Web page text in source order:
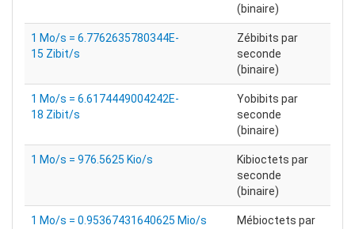
(binaire)
1 Mo/s = 6.7762635780344E-
15 Zibit/s
Zébibits par
seconde
(binaire)
1 Mo/s = 6.6174449004242E-
18 Zibit/s
Yobibits par
seconde
(binaire)
1 Mo/s = 976.5625 Kio/s
Kibioctets par
seconde
(binaire)
1 Mo/s = 0.95367431640625 Mio/s
Mébioctets par